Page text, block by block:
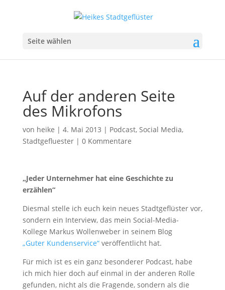
Seite wählen
Auf der anderen Seite
des Mikrofons
von heike | 4. Mai 2013 | Podcast, Social Media,
Stadtgefluester| 0 Kommentare
„Jeder Unternehmer hat eine Geschichte zu
erzählen“
Diesmal stelle ich euch kein neues Stadtgeflüster vor,
sondern ein Interview, das mein Social-Media-
Kollege Markus Wollenweber in seinem Blog
„Guter Kundenservice“veröffentlicht hat.
Für mich ist es ein ganz besonderer Podcast, habe
ich mich hier doch auf einmal in der anderen Rolle
gefunden, nicht als die Fragende, sondern als die